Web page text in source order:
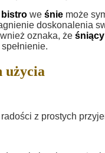
bistro we śnie może
doskonalenia
oznaka, że śniący
użycia
z prostych